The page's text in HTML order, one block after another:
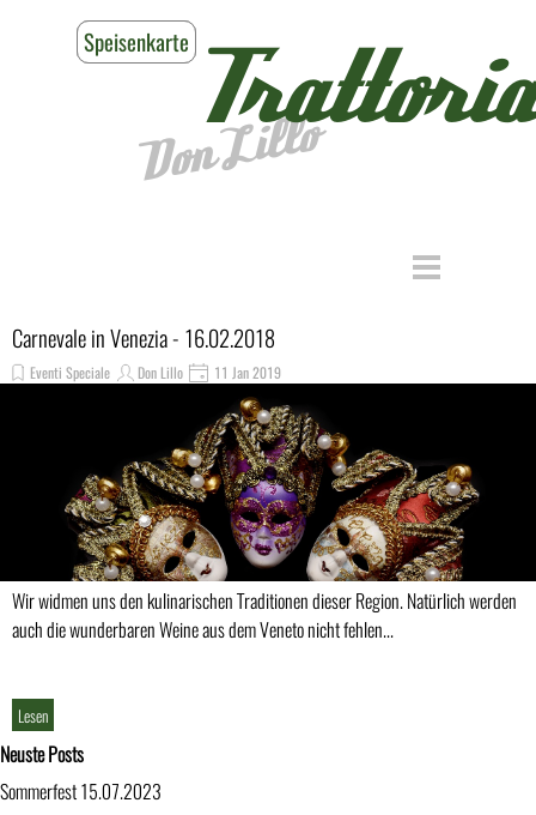
Don Lillo
Trattoria
Reservieren
Speisenkarte
Carnevale in Venezia - 16.02.2018
Eventi Speciale Don Lillo 11 Jan 2019
Wir widmen uns den kulinarischen Traditionen dieser Region. Natürlich werden
auch die wunderbaren Weine aus dem Veneto nicht fehlen...
Lesen
Block überspringen Neuste Posts
Neuste Posts
Sommerfest 15.07.2023